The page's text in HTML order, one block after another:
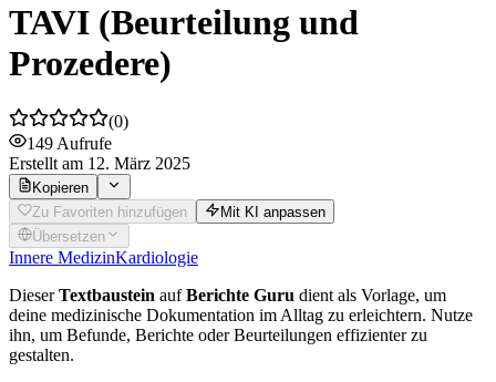
TAVI (Beurteilung und
Prozedere)
(0)
149 Aufrufe
Erstellt am 12. März 2025
Kopieren
Zu Favoriten hinzufügen
Mit KI anpassen
Übersetzen
Innere MedizinKardiologie
DieserTextbaustein aufBerichte Guru dient als Vorlage, um
deine medizinische Dokumentation im Alltag zu erleichtern. Nutze
ihn, um Befunde, Berichte oder Beurteilungen effizienter zu
gestalten.